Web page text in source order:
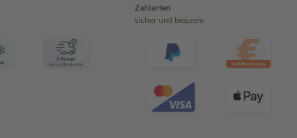
Zahlarten
sicher und bequem